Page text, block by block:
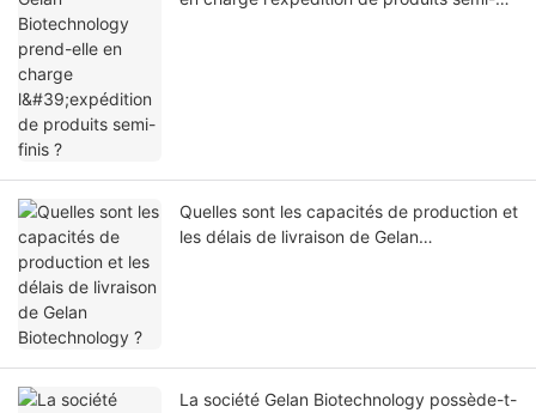
Quelles sont les capacités de production et
les délais de livraison de Gelan
La société Gelan Biotechnology possède-t-